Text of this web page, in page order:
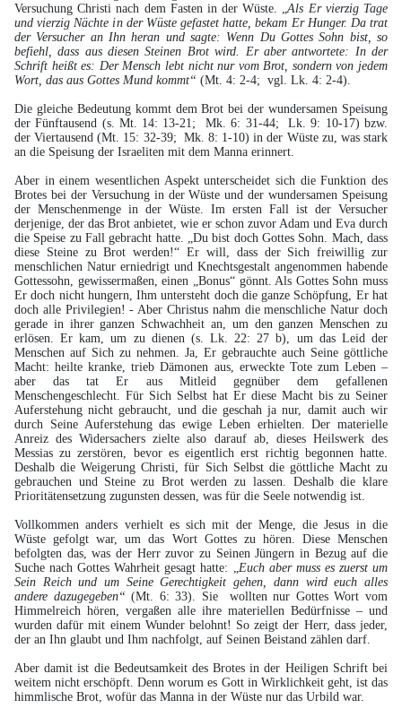
Versuchung Christi nach dem Fasten in der Wüste. „Als Er vierzig Tage
und vierzig Nächte in der Wüste gefastet hatte, bekam Er Hunger. Da trat
der Versucher an Ihn heran und sagte: Wenn Du Gottes Sohn bist, so
befiehl, dass aus diesen Steinen Brot wird. Er aber antwortete: In der
Schrift heißt es: Der Mensch lebt nicht nur vom Brot, sondern von jedem
Wort, das aus Gottes Mund kommt“ (Mt. 4: 2-4; vgl. Lk. 4: 2-4).
Die gleiche Bedeutung kommt dem Brot bei der wundersamen Speisung
der Fünftausend (s. Mt. 14: 13-21; Mk. 6: 31-44; Lk. 9: 10-17) bzw.
der Viertausend (Mt. 15: 32-39; Mk. 8: 1-10) in der Wüste zu, was stark
an die Speisung der Israeliten mit dem Manna erinnert.
Aber in einem wesentlichen Aspekt unterscheidet sich die Funktion des
Brotes bei der Versuchung in der Wüste und der wundersamen Speisung
der Menschenmenge in der Wüste. Im ersten Fall ist der Versucher
derjenige, der das Brot anbietet, wie er schon zuvor Adam und Eva durch
die Speise zu Fall gebracht hatte. „Du bist doch Gottes Sohn. Mach, dass
diese Steine zu Brot werden!“ Er will, dass der Sich freiwillig zur
menschlichen Natur erniedrigt und Knechtsgestalt angenommen habende
Gottessohn, gewissermaßen, einen „Bonus“ gönnt. Als Gottes Sohn muss
Er doch nicht hungern, Ihm untersteht doch die ganze Schöpfung, Er hat
doch alle Privilegien! - Aber Christus nahm die menschliche Natur doch
gerade in ihrer ganzen Schwachheit an, um den ganzen Menschen zu
erlösen. Er kam, um zu dienen (s. Lk. 22: 27 b), um das Leid der
Menschen auf Sich zu nehmen. Ja, Er gebrauchte auch Seine göttliche
Macht: heilte kranke, trieb Dämonen aus, erweckte Tote zum Leben –
aber das tat Er aus Mitleid gegnüber dem gefallenen
Menschengeschlecht. Für Sich Selbst hat Er diese Macht bis zu Seiner
Auferstehung nicht gebraucht, und die geschah ja nur, damit auch wir
durch Seine Auferstehung das ewige Leben erhielten. Der materielle
Anreiz des Widersachers zielte also darauf ab, dieses Heilswerk des
Messias zu zerstören, bevor es eigentlich erst richtig begonnen hatte.
Deshalb die Weigerung Christi, für Sich Selbst die göttliche Macht zu
gebrauchen und Steine zu Brot werden zu lassen. Deshalb die klare
Prioritätensetzung zugunsten dessen, was für die Seele notwendig ist.
Vollkommen anders verhielt es sich mit der Menge, die Jesus in die
Wüste gefolgt war, um das Wort Gottes zu hören. Diese Menschen
befolgten das, was der Herr zuvor zu Seinen Jüngern in Bezug auf die
Suche nach Gottes Wahrheit gesagt hatte: „ Euch aber muss es zuerst um
Sein Reich und um Seine Gerechtigkeit gehen, dann wird euch alles
andere dazugegeben“(Mt. 6: 33). Sie wollten nur Gottes Wort vom
Himmelreich hören, vergaßen alle ihre materiellen Bedürfnisse – und
wurden dafür mit einem Wunder belohnt! So zeigt der Herr, dass jeder,
der an Ihn glaubt und Ihm nachfolgt, auf Seinen Beistand zählen darf.
Aber damit ist die Bedeutsamkeit des Brotes in der Heiligen Schrift bei
weitem nicht erschöpft. Denn worum es Gott in Wirklichkeit geht, ist das
himmlische Brot, wofür das Manna in der Wüste nur das Urbild war.